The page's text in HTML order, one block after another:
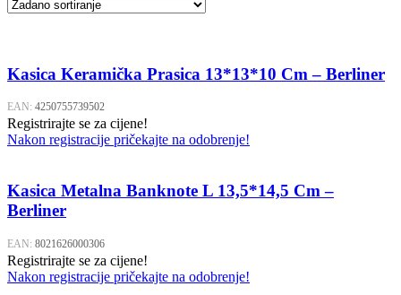
Kasica Keramička Prasica 13*13*10 Cm – Berliner
EAN: 4250755739502
Registrirajte se za cijene!
Nakon registracije pričekajte na odobrenje!
Kasica Metalna Banknote L 13,5*14,5 Cm –
Berliner
EAN: 8021626000306
Registrirajte se za cijene!
Nakon registracije pričekajte na odobrenje!